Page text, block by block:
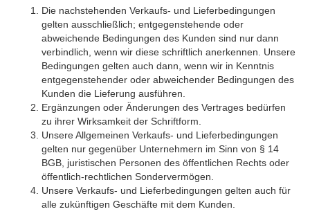
Die nachstehenden Verkaufs- und Lieferbedingungen
gelten ausschließlich; entgegenstehende oder
abweichende Bedingungen des Kunden sind nur dann
verbindlich, wenn wir diese schriftlich anerkennen. Unsere
Bedingungen gelten auch dann, wenn wir in Kenntnis
entgegenstehender oder abweichender Bedingungen des
Kunden die Lieferung ausführen.
Ergänzungen oder Änderungen des Vertrages bedürfen
zu ihrer Wirksamkeit der Schriftform.
Unsere Allgemeinen Verkaufs- und Lieferbedingungen
gelten nur gegenüber Unternehmern im Sinn von § 14
BGB, juristischen Personen des öffentlichen Rechts oder
öffentlich-rechtlichen Sondervermögen.
Unsere Verkaufs- und Lieferbedingungen gelten auch für
alle zukünftigen Geschäfte mit dem Kunden.